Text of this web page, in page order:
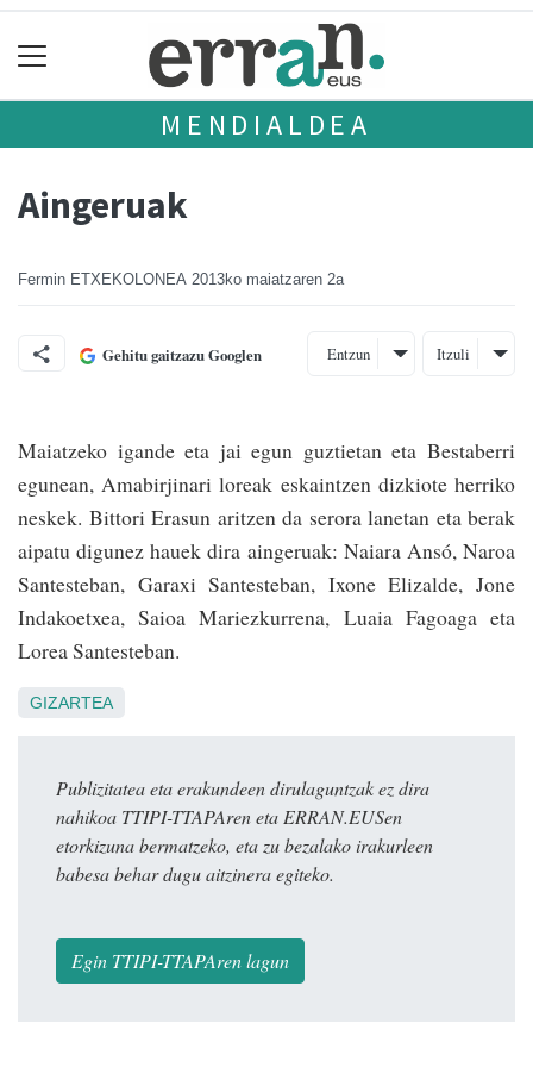
MENDIALDEA
Aingeruak
Fermin ETXEKOLONEA 2013ko maiatzaren 2a
Gehitu gaitzazu Googlen Entzun Itzuli
Maiatzeko igande eta jai egun guztietan eta Bestaberri
egunean, Amabirjinari loreak eskaintzen dizkiote he­rriko
neskek. Bittori Erasun ari­tzen da serora lanetan eta berak
aipatu digunez hauek dira ain­geruak: Naiara Ansó, Naroa
Santesteban, Garaxi Santesteban, Ixone Elizalde, Jone
Indakoetxea, Saioa Mariezkurrena, Luaia Fagoaga eta
Lorea Santesteban.
GIZARTEA
Publizitatea eta erakundeen dirulaguntzak ez dira
nahikoa TTIPI-TTAPAren eta ERRAN.EUSen
etorkizuna bermatzeko, eta zu bezalako irakurleen
babesa behar dugu aitzinera egiteko.
Egin TTIPI-TTAPAren lagun